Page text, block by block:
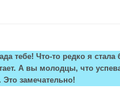
тебе! Что-то редко я
А вы молодцы, что
Это замечательно!